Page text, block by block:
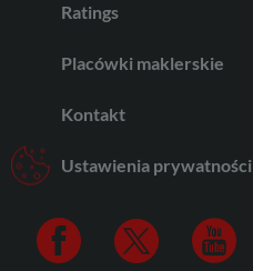
Ratings
Placówki maklerskie
Kontakt
Ustawienia prywatności